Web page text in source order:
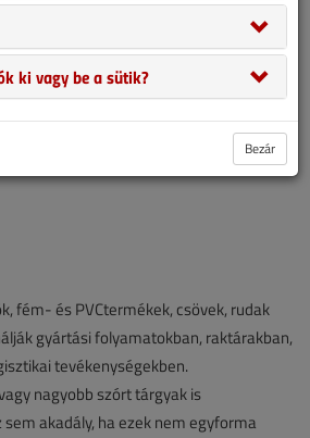
fém- és PVCtermékek, csövek, rudak
gyártási folyamatokban, raktárakban,
tevékenységekben.
nagyobb szórt tárgyak is
akadály, ha ezek nem egyforma
ki vagy be a sütik?
Bezár